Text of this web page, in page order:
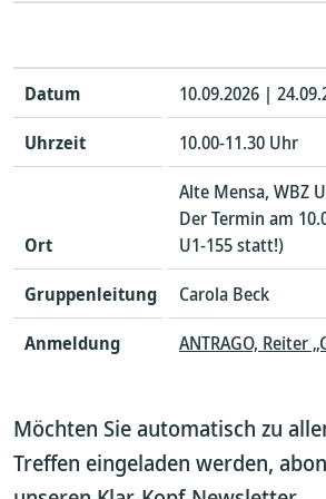
Datum
10.09.2026 |
Uhrzeit
10.00-11.30 Uhr
Ort
Alte Mensa, WBZ
Der Termin am
U1-155 statt!)
Gruppenleitung
Carola Beck
Anmeldung
ANTRAGO, Reiter
Möchten Sie automatisch zu
Treffen eingeladen werden,